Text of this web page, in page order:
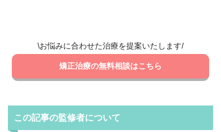
\お悩みに合わせた治療を提案いたします/
矯正治療の無料相談はこちら
この記事の監修者について